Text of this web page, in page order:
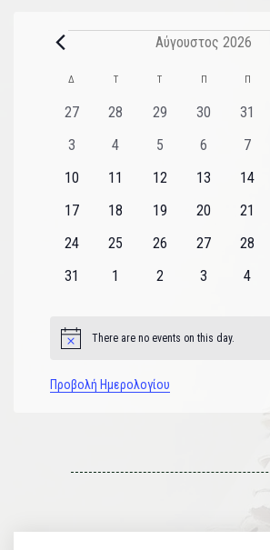
Αύγουστος 2026
Ημερολόγιο
του
Εκδηλώσεις
Δ Τ Τ Π Π
0
27
0
28
0
29
0
30
0
31
0
3
0
4
0
5
0
6
0
7
0
10
0
11
0
12
0
13
0
14
0
17
0
18
0
19
0
20
0
21
0
24
0
25
0
26
0
27
0
28
0
31
0
1
0
2
0
3
0
4
Notice There are no events on this day.
Προβολή Ημερολογίου